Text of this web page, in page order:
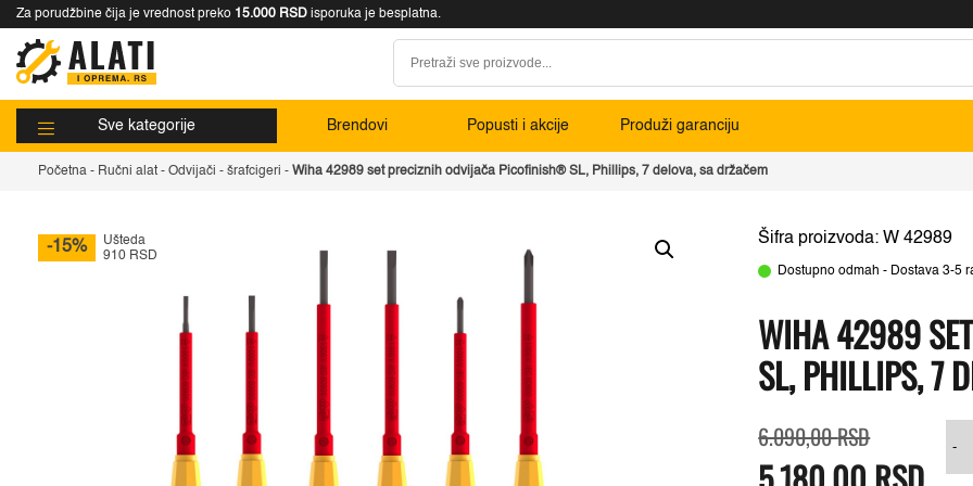
Za porudžbine čija je vrednost preko 15.000 RSD isporuka je besplatna.
Sve kategorije Brendovi Popusti i akcije Produži garanciju
Početna - Ručni alat - Odvijači - šrafcigeri - Wiha 42989 set preciznih odvijača Picofinish® SL, Phillips, 7 delova, sa držačem
-15%
Ušteda
910 RSD
Šifra proizvoda: W 42989
Dostupno odmah - Dostava 3-5
WIHA 42989
SL, PHILLIPS, 7
6.090,00RSDcena
je
bila:
cena
je:
5.180,00
-